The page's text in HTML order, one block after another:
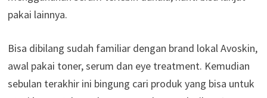
pakai lainnya.
Bisa dibilang sudah familiar dengan brand lokal Avoskin,
awal pakai toner, serum dan eye treatment. Kemudian
sebulan terakhir ini bingung cari produk yang bisa untuk